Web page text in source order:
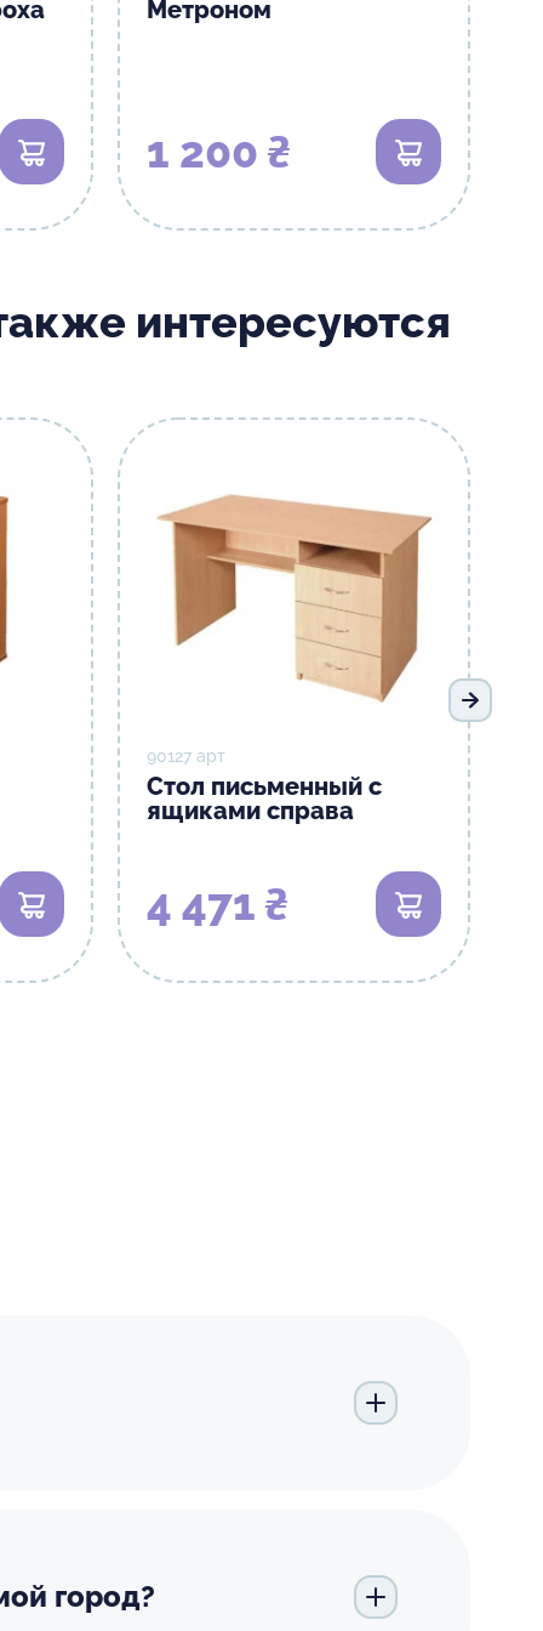
В корзину
Метроном
1 200 ₴ В корзину
интересуются
В корзину
90127 арт
Стол письменный с
ящиками справа
4 471 ₴ В корзину
город?